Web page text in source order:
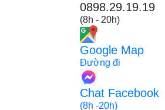
0898.29.19.19
(8h - 20h)
Google Map
Đường đi
Chat Facebook
(8h -20h)